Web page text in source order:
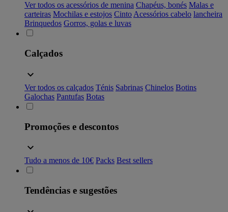
Ver todos os acessórios de menina Chapéus, bonés Malas e
carteiras Mochilas e estojos Cinto Acessórios cabelo lancheira
Brinquedos Gorros, golas e luvas
Calçados
Ver todos os calçados Ténis Sabrinas Chinelos Botins
Galochas Pantufas Botas
Promoções e descontos
Tudo a menos de 10€ Packs Best sellers
Tendências e sugestões